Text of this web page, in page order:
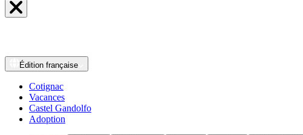
Édition française
Cotignac
Vacances
Castel Gandolfo
Adoption